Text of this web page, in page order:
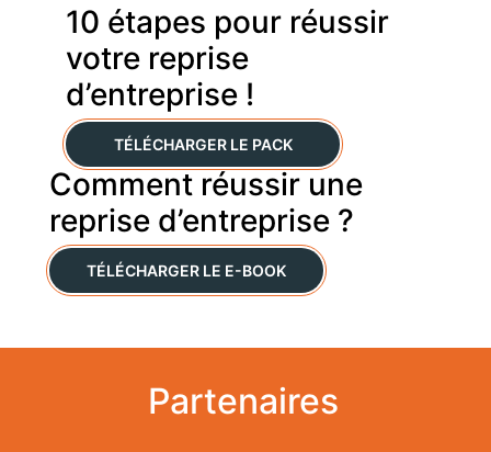
10 étapes pour réussir
votre reprise
d’entreprise !
TÉLÉCHARGER LE PACK
Comment réussir une
reprise d’entreprise ?
TÉLÉCHARGER LE E-BOOK
Partenaires